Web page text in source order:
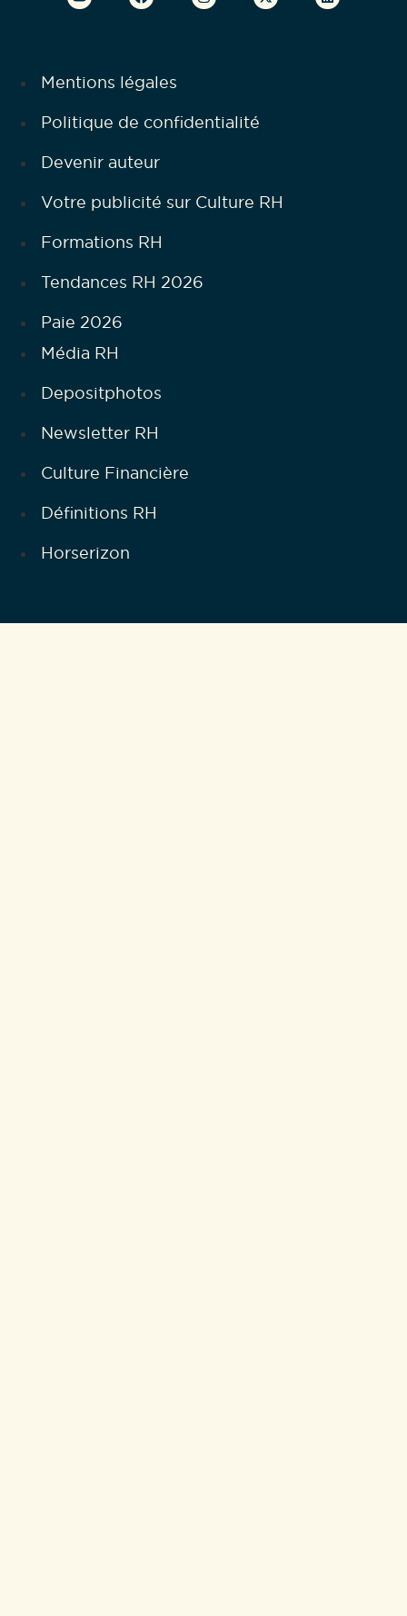
Mentions légales
Politique de confidentialité
Devenir auteur
Votre publicité sur Culture RH
Formations RH
Tendances RH 2026
Paie 2026
Média RH
Depositphotos
Newsletter RH
Culture Financière
Définitions RH
Horserizon